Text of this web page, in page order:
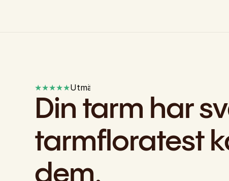
★★★★★Utmärkt ⎸ Betrodd av 4 000+
Din tarm har
tarmfloratest
dem.